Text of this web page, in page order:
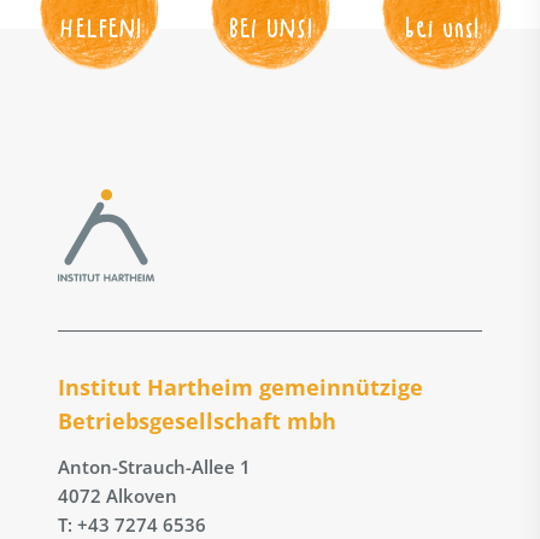
HELFEN!
BEI UNS!
bei uns!
Institut Hartheim gemeinnützige
Betriebs­gesellschaft mbh
Anton-Strauch-Allee 1
4072 Alkoven
T: +43 7274 6536